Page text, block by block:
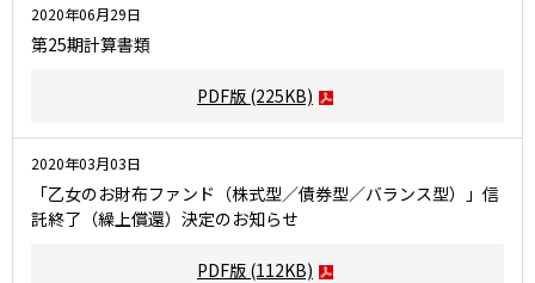
2020年06月29日
第25期計算書類
PDF版 (225KB)
2020年03月03日
「乙女のお財布ファンド（株式型／債券型／バランス型）」信
託終了（繰上償還）決定のお知らせ
PDF版 (112KB)